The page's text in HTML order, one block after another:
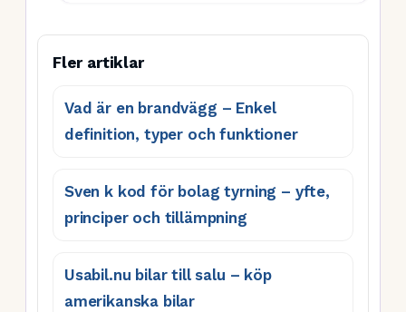
Fler artiklar
Vad är en brandvägg – Enkel
definition, typer och funktioner
Sven k kod för bolag tyrning – yfte,
principer och tillämpning
Usabil.nu bilar till salu – köp
amerikanska bilar